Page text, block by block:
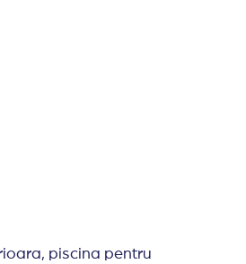
piscina pentru